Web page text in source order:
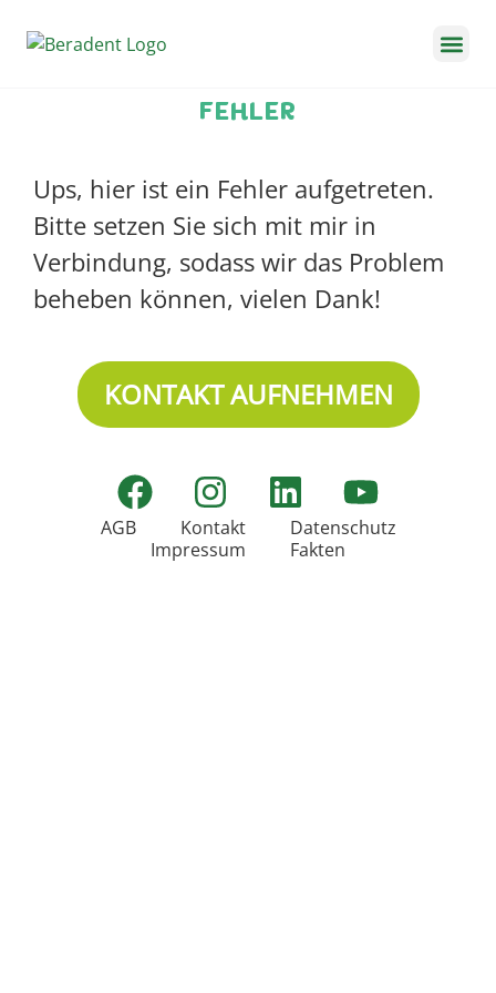
FEHLER
Ups, hier ist ein Fehler aufgetreten.
Bitte setzen Sie sich mit mir in
Verbindung, sodass wir das Problem
beheben können, vielen Dank!
KONTAKT AUFNEHMEN
AGB Kontakt
Datenschutz
Impressum
Fakten